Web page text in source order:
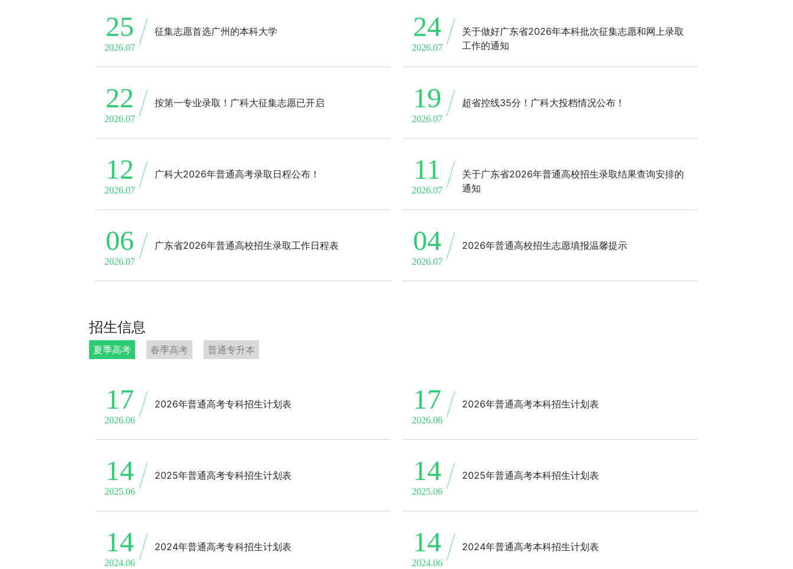
25
2026.07
征集志愿首选广州的本科大学 24
2026.07
关于做好广东省2026年本科批次征集志愿和网上录取
工作的通知
22
2026.07
按第一专业录取！广科大征集志愿已开启 19
2026.07
超省控线35分！广科大投档情况公布！
12
2026.07
广科大2026年普通高考录取日程公布！ 11
2026.07
关于广东省2026年普通高校招生录取结果查询安排的
通知
06
2026.07
广东省2026年普通高校招生录取工作日程表 04
2026.07
2026年普通高校招生志愿填报温馨提示
招生信息
夏季高考 春季高考 普通专升本
17
2026.06
2026年普通高考专科招生计划表 17
2026.06
2026年普通高考本科招生计划表
14
2025.06
2025年普通高考专科招生计划表 14
2025.06
2025年普通高考本科招生计划表
14
2024.06
2024年普通高考专科招生计划表 14
2024.06
2024年普通高考本科招生计划表